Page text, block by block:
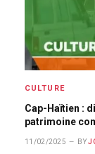
CULTURE
Cap-Haïtien :
patrimoine
11/02/2025 BY